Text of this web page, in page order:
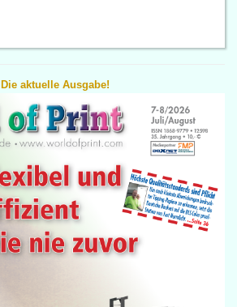
Die aktuelle Ausgabe!